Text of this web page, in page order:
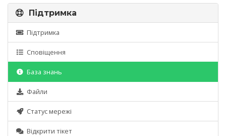
Підтримка
Підтримка
Сповіщення
База знань
Файли
Статус мережі
Відкрити тікет